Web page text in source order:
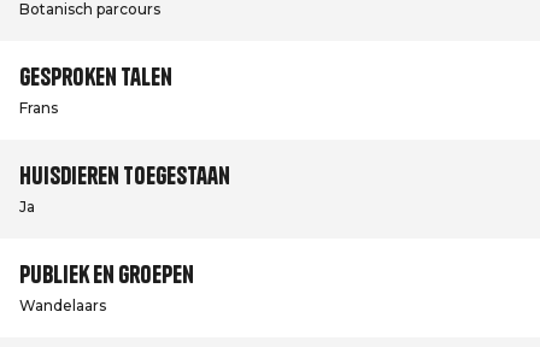
Botanisch parcours
Gesproken talen
Frans
Huisdieren toegestaan
Ja
Publiek en groepen
Wandelaars